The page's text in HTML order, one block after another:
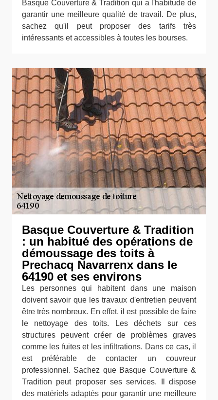
Basque Couverture & Tradition qui a l'habitude de
garantir une meilleure qualité de travail. De plus,
sachez qu'il peut proposer des tarifs très
intéressants et accessibles à toutes les bourses.
Basque Couverture & Tradition
: un habitué des opérations de
démoussage des toits à
Prechacq Navarrenx dans le
64190 et ses environs
Les personnes qui habitent dans une maison
doivent savoir que les travaux d'entretien peuvent
être très nombreux. En effet, il est possible de faire
le nettoyage des toits. Les déchets sur ces
structures peuvent créer de problèmes graves
comme les fuites et les infiltrations. Dans ce cas, il
est préférable de contacter un couvreur
professionnel. Sachez que Basque Couverture &
Tradition peut proposer ses services. Il dispose
des matériels adaptés pour garantir une meilleure